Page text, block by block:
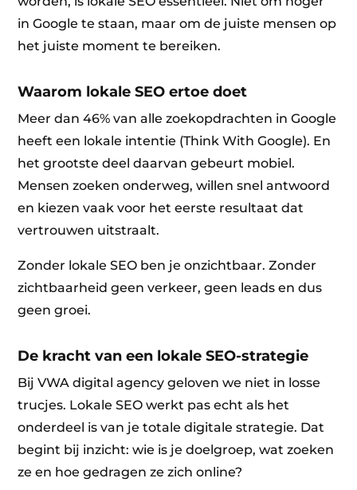
in Google te staan, maar om de juiste mensen op
het juiste moment te bereiken.
Waarom lokale SEO ertoe doet
Meer dan 46% van alle zoekopdrachten in Google
heeft een lokale intentie (Think With Google). En
het grootste deel daarvan gebeurt mobiel.
Mensen zoeken onderweg, willen snel antwoord
en kiezen vaak voor het eerste resultaat dat
vertrouwen uitstraalt.
Zonder lokale SEO ben je onzichtbaar. Zonder
zichtbaarheid geen verkeer, geen leads en dus
geen groei.
De kracht van een lokale SEO-strategie
Bij VWA digital agency geloven we niet in losse
trucjes. Lokale SEO werkt pas echt als het
onderdeel is van je totale digitale strategie. Dat
begint bij inzicht: wie is je doelgroep, wat zoeken
ze en hoe gedragen ze zich online?